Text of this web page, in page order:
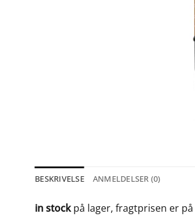
BESKRIVELSE ANMELDELSER (0)
in stockpå lager, fragtprisen er på